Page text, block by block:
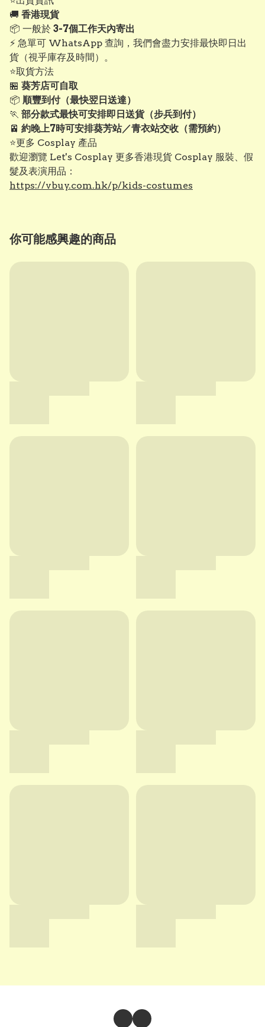
🚚 香港現貨
📦 一般於 3-7個工作天內寄出
⚡ 急單可 WhatsApp 查詢，我們會盡力安排最快即日出
貨（視乎庫存及時間）。
⭐取貨方法
🏪 葵芳店可自取
📦 順豐到付（最快翌日送達）
🏃 部分款式最快可安排即日送貨（步兵到付）
🚈 約晚上7時可安排葵芳站／青衣站交收（需預約）
⭐更多 Cosplay 產品
歡迎瀏覽 Let's Cosplay 更多香港現貨 Cosplay 服裝、假
髮及表演用品：
https://vbuy.com.hk/p/kids-costumes
你可能感興趣的商品